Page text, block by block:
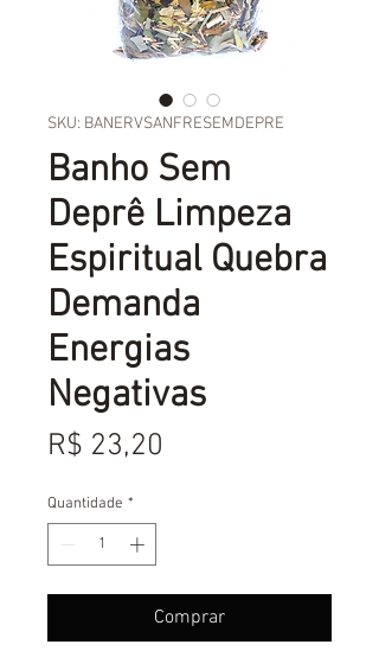
SKU: BANERVSANFRESEMDEPRE
Banho Sem
Deprê Limpeza
Espiritual Quebra
Demanda
Energias
Negativas
R$ 23,20
Quantidade *
Comprar